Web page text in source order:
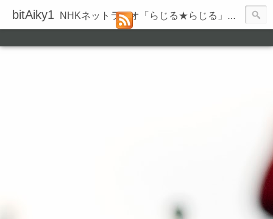
bitAiky1 NHKネットラジオ「らじる★らじる」の録音履歴